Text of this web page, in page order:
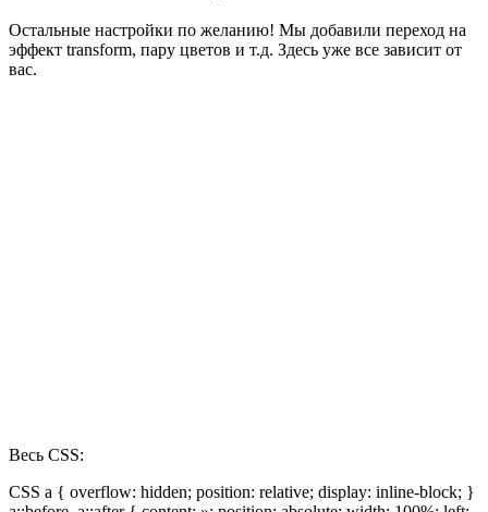
Остальные настройки по желанию! Мы добавили переход на
эффект transform, пару цветов и т.д. Здесь уже все зависит от
вас.
Весь CSS:
CSS a { overflow: hidden; position: relative; display: inline-block; }